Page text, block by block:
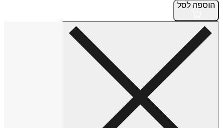
הוספה לסל